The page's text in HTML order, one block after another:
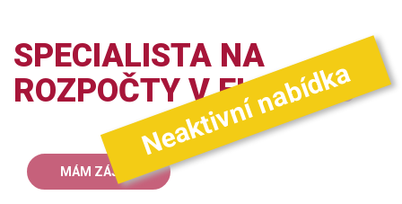
SPECIALISTA NA
ROZPOČTY V ELEKTRU
Neaktivní nabídka
MÁM ZÁJEM